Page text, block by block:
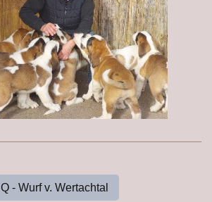
Q - Wurf v. Wertachtal